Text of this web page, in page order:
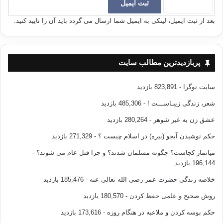
“وَهُوَ الَّذِی أَنْشَأَ جَنَّاتٍ مَعْرُوشَاتٍ وَغَیْرَ مَعْرُوشَاتٍ وَالنَّخْلَ وَالزَّرْعَ
مُخْتَلِفًا أُکُلُهُ وَالزَّیْتُونَ وَالرُّمَّانَ مُتَشَابِهًا وَغَیْرَ مُتَشَابِهٍ کُلُوا مِنْ ثَمَرِهِ إِذَا
ی انعام/۱۴۱
“وَشَجَرَهً تَخْرُجُ مِنْ طُورِ سَیْنَاءَ تَنْبُتُ بِالدُّهْنِ وَصِبْغٍ لِلْآکِلِینَ”سوره ی
” الَّذِی جَعَلَ لَکُمْ مِنَ الشَّجَرِ الْأَخْضَرِ نَارًا فَإِذَا أَنْتُمْ مِنْهُ تُوقِدُونَ”سوره
ی یس/۸۰
یکی دیگر از موارد استفاده از درختان
رفاه و آرامش خود از چوب استفاده می کند.
یَعْرِشُونَ” سوره ی نحل/۶۸
بعد از ثبت ایمیل، لینکی به ایمیل شما ارسال می گردد باید آن را تایید کنید.
پربازدیدترین مطالب سایت
سایت نوگرا - 823,891 بازدید
شعر، زندگی زیبـاســـت ! - 485,306 بازدید
عشق زن به غیر شوهر - 280,264 بازدید
حکم نوشیدن آبجو (بیره) در اسلام چیست ؟ - 271,329 بازدید
میانمار کجاست؟ چگونه مسلمان شدند؟ و چرا قتل عام می شوند؟ -
196,144 بازدید
خلاصه زندگی حضرت عمر رضی الله تعالی عنه - 185,476 بازدید
روش صحیح و علمی حفظ کردن - 180,570 بازدید
حکم بوسه کردن و ملاعبه در هنگام روزه - 173,616 بازدید